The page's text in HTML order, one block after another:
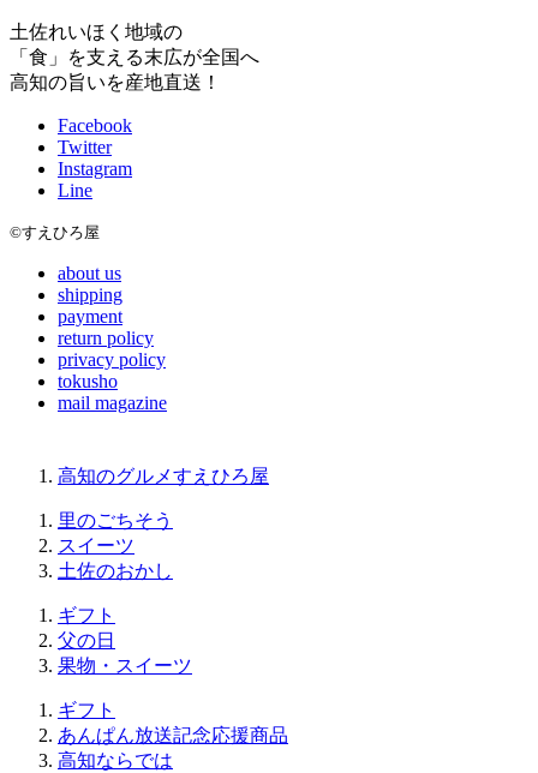
土佐れいほく地域の
「食」を支える末広が全国へ
高知の旨いを産地直送！
Facebook
Twitter
Instagram
Line
©すえひろ屋
about us
shipping
payment
return policy
privacy policy
tokusho
mail magazine
高知のグルメすえひろ屋
里のごちそう
スイーツ
土佐のおかし
ギフト
父の日
果物・スイーツ
ギフト
あんぱん放送記念応援商品
高知ならでは